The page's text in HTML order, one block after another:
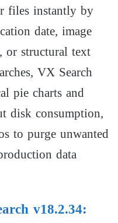
files instantly by
date, image
or structural text
VX Search
pie charts and
disk consumption,
to purge unwanted
data
v18.2.34: